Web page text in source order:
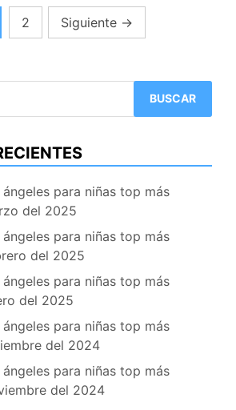
2 Siguiente →
para niñas top más
del 2025
para niñas top más
del 2025
para niñas top más
del 2025
para niñas top más
del 2024
para niñas top más
del 2024